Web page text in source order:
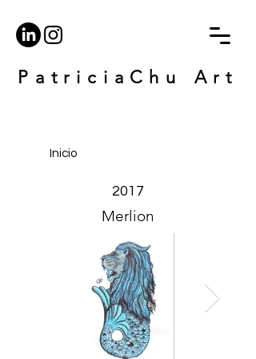
PatriciaChu Art
Inicio
2017
Merlion